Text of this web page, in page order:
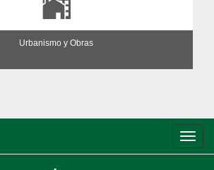
Urbanismo y Obras
de